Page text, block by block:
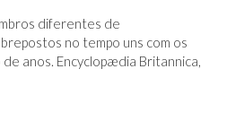
diferentes de
no tempo uns com os
anos. Encyclopædia Britannica,